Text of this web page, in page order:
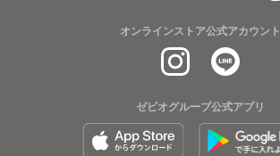
オンラインストア公式アカウント
ゼビオグループ公式アプリ